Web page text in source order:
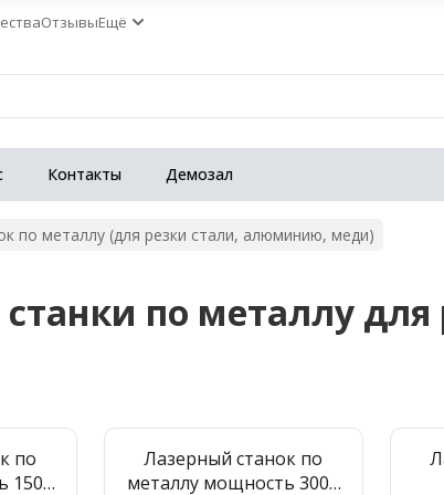
ОтзывыЕщё
Контакты Демозал
по металлу (для резки стали, алюминию, меди)
по металлу для
по
1500
Лазерный станок по
металлу мощность 3000